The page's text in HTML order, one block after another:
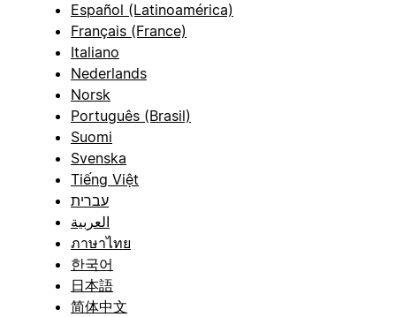
Español (Latinoamérica)
Français (France)
Italiano
Nederlands
Norsk
Português (Brasil)
Suomi
Svenska
Tiếng Việt
עברית
العربية
ภาษาไทย
한국어
日本語
简体中文